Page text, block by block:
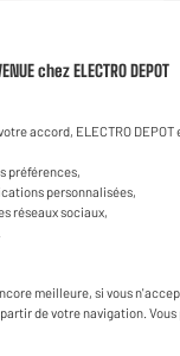
chez ELECTRO DEPOT
accord, ELECTRO
préférences,
personnalisées,
réseaux sociaux,
meilleure, si vous
de votre navigation.